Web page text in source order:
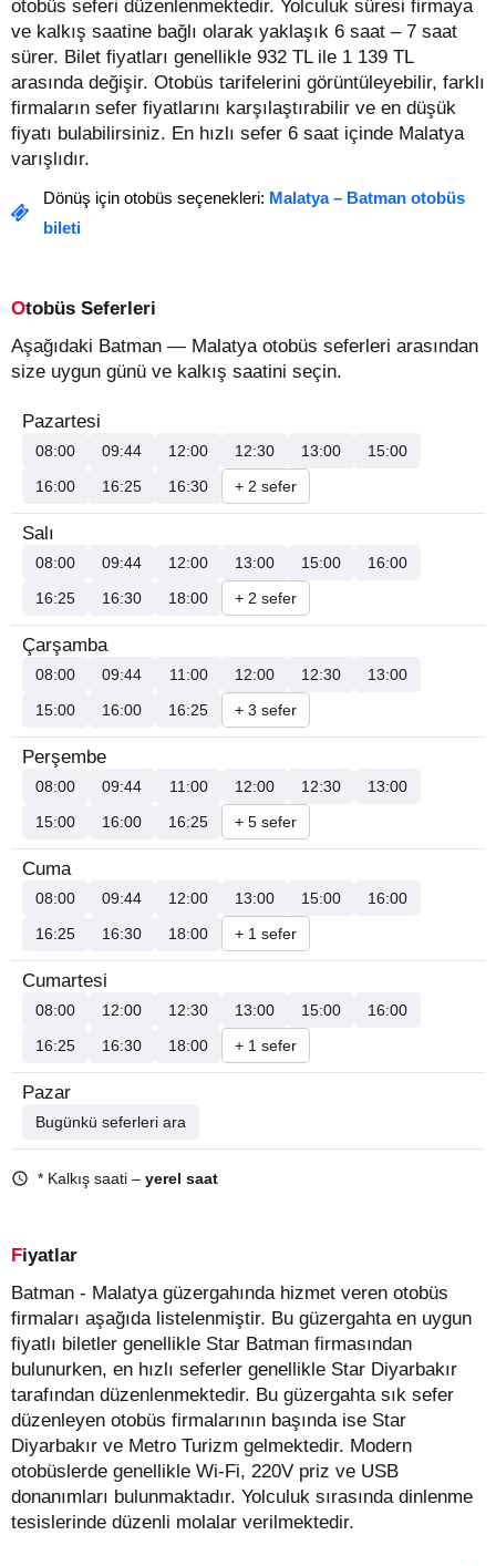
otobüs seferi düzenlenmektedir. Yolculuk süresi firmaya
ve kalkış saatine bağlı olarak yaklaşık 6 saat – 7 saat
sürer. Bilet fiyatları genellikle 932 TL ile 1 139 TL
arasında değişir. Otobüs tarifelerini görüntüleyebilir, farklı
firmaların sefer fiyatlarını karşılaştırabilir ve en düşük
fiyatı bulabilirsiniz. En hızlı sefer 6 saat içinde Malatya
varışlıdır.
Dönüş için otobüs seçenekleri: Malatya – Batman otobüs
bileti
Otobüs Seferleri
Aşağıdaki Batman — Malatya otobüs seferleri arasından
size uygun günü ve kalkış saatini seçin.
Pazartesi
08:00 09:44 12:00 12:30 13:00
15:00
16:00
16:25 16:30 + 2 sefer
Salı
08:00 09:44 12:00 13:00 15:00
16:00
16:25
16:30 18:00 + 2 sefer
Çarşamba
08:00 09:44 11:00 12:00 12:30
13:00
15:00
16:00 16:25 + 3 sefer
Perşembe
08:00 09:44 11:00 12:00 12:30
13:00
15:00
16:00 16:25 + 5 sefer
Cuma
08:00 09:44 12:00 13:00 15:00
16:00
16:25
16:30 18:00 + 1 sefer
Cumartesi
08:00 12:00 12:30 13:00 15:00
16:00
16:25
16:30 18:00 + 1 sefer
Pazar
Bugünkü seferleri ara
* Kalkış saati – yerel saat
Fiyatlar
Batman - Malatya güzergahında hizmet veren otobüs
firmaları aşağıda listelenmiştir. Bu güzergahta en uygun
fiyatlı biletler genellikle Star Batman firmasından
bulunurken, en hızlı seferler genellikle Star Diyarbakır
tarafından düzenlenmektedir. Bu güzergahta sık sefer
düzenleyen otobüs firmalarının başında ise Star
Diyarbakır ve Metro Turizm gelmektedir. Modern
otobüslerde genellikle Wi-Fi, 220V priz ve USB
donanımları bulunmaktadır. Yolculuk sırasında dinlenme
tesislerinde düzenli molalar verilmektedir.